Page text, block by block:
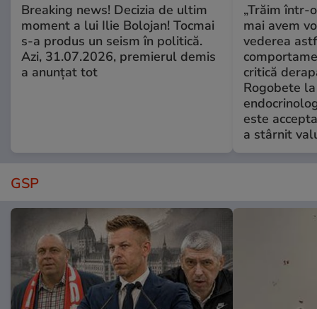
Breaking news! Decizia de ultim
moment a lui Ilie Bolojan! Tocmai
s-a produs un seism în politică.
Azi, 31.07.2026, premierul demis
a anunțat tot
„Trăim într-
mai avem
vederea
critică
Rogobete
este
a stârnit
GSP